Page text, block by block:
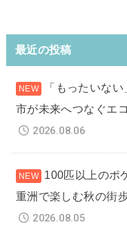
最近の投稿
「もったいな
市が未来へつなぐエ
2026.08.06
100匹以上のポ
重洲で楽しむ秋の街
2026.08.05